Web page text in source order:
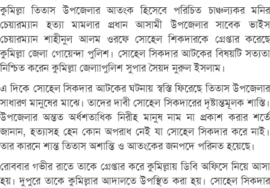
কুমিল্লা তিতাস উপজেলার আতংক হিসেবে পরিচিত চাঞ্চল্যকর মনির
চেয়ারম্যান হত্যা মামলার প্রধান আসামী উপজেলার সাবেক ভাইস
চেয়ারম্যান শাহীনুল আলম ওরফে সোহেল শিকদারকে গ্রেপ্তার করেছে
কুমিল্লা জেলা গোয়েন্দা পুলিশ। সোহেল সিকদার আটকের বিষয়টি সত্যতা
নিশ্চিত করেন কুমিল্লা জেলাাপুলিশ সুপার সৈয়দ নুরুল ইসলাম।
এ দিকে সোহেল সিকদার আটকের ঘটনায় স্বস্তি ফিরেছে তিতাস উপজেলার
সাধারণ মানুষের মাঝে। তাদের দাবী সোহেল সিকদারের দৃষ্টান্তমূলক শাস্তি।
উপজেলার অন্তত অর্ধশতাধিক নিরীহ মানুষ নাম না প্রকাশ করার শর্তে
জানান, হত্যাসহ হেন কোন অপরাধ নেই যা সোহেল সিকদার করে নাই।
তার কারনে শান্ত তিতাস অশান্তি ও আতংকের জনপদে পরিনত হয়েছে।
রোববার গভীর রাতে তাকে গ্রেপ্তার করে কুমিল্লায় ডিবি অফিসে নিয়ে আসা
হয়। দুপুরে তাকে কুমিল্লার আদালতে উপস্থিত করা হয়। সোহেল সিকদার